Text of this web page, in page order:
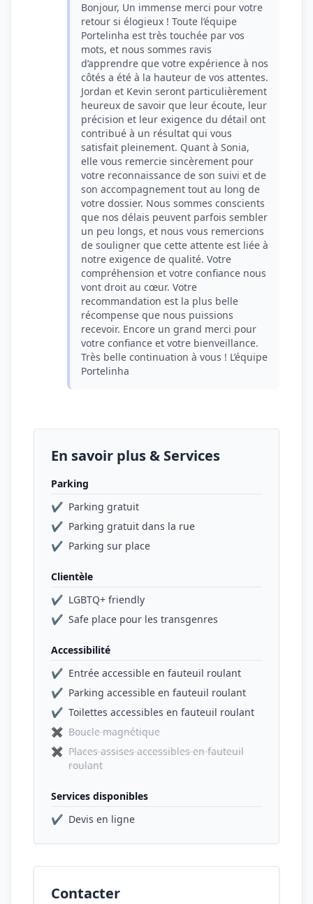
Bonjour, Un immense merci pour votre
retour si élogieux ! Toute l’équipe
Portelinha est très touchée par vos
mots, et nous sommes ravis
d’apprendre que votre expérience à nos
côtés a été à la hauteur de vos attentes.
Jordan et Kevin seront particulièrement
heureux de savoir que leur écoute, leur
précision et leur exigence du détail ont
contribué à un résultat qui vous
satisfait pleinement. Quant à Sonia,
elle vous remercie sincèrement pour
votre reconnaissance de son suivi et de
son accompagnement tout au long de
votre dossier. Nous sommes conscients
que nos délais peuvent parfois sembler
un peu longs, et nous vous remercions
de souligner que cette attente est liée à
notre exigence de qualité. Votre
compréhension et votre confiance nous
vont droit au cœur. Votre
recommandation est la plus belle
récompense que nous puissions
recevoir. Encore un grand merci pour
votre confiance et votre bienveillance.
Très belle continuation à vous ! L’équipe
Portelinha
En savoir plus & Services
Parking
✔ Parking gratuit
✔ Parking gratuit dans la rue
✔ Parking sur place
Clientèle
✔ LGBTQ+ friendly
✔ Safe place pour les transgenres
Accessibilité
✔ Entrée accessible en fauteuil roulant
✔ Parking accessible en fauteuil roulant
✔ Toilettes accessibles en fauteuil roulant
✖ Boucle magnétique
✖ Places assises accessibles en fauteuil
roulant
Services disponibles
✔ Devis en ligne
Contacter